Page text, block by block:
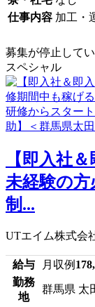
仕事内容 加工・
募集が停止して
スペシャル
【即入社
未経験の方
制...
UTエイム株式会
給与 月収例
勤務
地
群馬県 太